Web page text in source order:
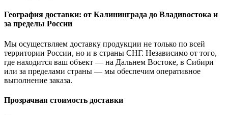
География доставки: от Калининграда до Владивостока и
за пределы России
Мы осуществляем доставку продукции не только по всей
территории России, но и в страны СНГ. Независимо от того,
где находится ваш объект — на Дальнем Востоке, в Сибири
или за пределами страны — мы обеспечим оперативное
выполнение заказа.
Прозрачная стоимость доставки